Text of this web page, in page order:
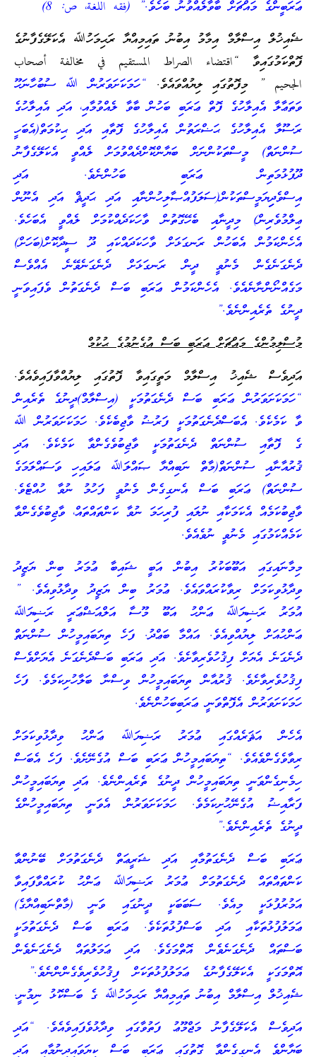
ޢަރަބީންގެ މައްޗަށް ބާވާލެއްވުނު ބަހެވެ.” (فقه اللغة، ص: 8)
ޝެއިޚުލް އިސްލާމް އިމާމު އިބުނު ތައިމިއްޔާ ރަޙިމަހުﷲ އެކަލޭގެފާނުގެ
ފޮތްކަމުގައިވާ “اقتضاء الصراط المستقيم في مخالفة أصحاب
الجحيم ” މިފޮތުގައި ލިޔުއްވައެވެ. “ހަމަކަށަވަރުން ﷲ ސުބުހާނަހޫ
ވަތަޢާލާ އެއިލާހުގެ ފޮތް ޢަރަބި ބަހުން ބާވާ ލެއްވުމާއި، އަދި އެއިލާހުގެ
ރަސޫލާ އެއިލާހުގެ ޙަޟްރަތުން އެއިލާހުގެ ފޮތާއި އަދި ޙިކުމަތް(އެބަހީ
ސުންނަތް) މީސްތަކުންނަށް ބަޔާންކޮށްދެއްވުމަށް ލެއްވީ އެކަލޭގެފާނު
ދޫފުޅުމަތިން ޢަރަބި ބަހުންނެވެ. އަދި
އިސްވެދިިޔަމީސްތަކުން(ސަލަފުއްޞާލިހުންނާއި އަދި ޙަދީޘް އަދި އެނޫން
ޢިލްމުވެރިން) މިދީނާއި ބެހޭގޮތުން ވާހަކަދެއްކުމަށް ލެއްވީ އެބަހެވެ.
އެހެންކަމުން އެބަހުން ރަނގަޅަށް ވާހަކަދައްކައި ދޫ ސީދާކޮށް(ބަހަށް)
ދެނެގަނެގެން މެނުވީ ދީން ރަނގަޅަށް ދެނެގަނެވޭނެ އެއްވެސް
މަގެއްނޯންނާނެއެވެ. އެހެންކަމުން ޢަރަބި ބަސް ދެނެގަތުން ވެފައިވަނީ
ދީނުގެ ތެރެއިންނެވެ.”
މުސްލިމުންގެ މައްޗަށް ޢަރަބި ބަސް އުގެނުމުގެ ޙުކުމް
އަދިވެސް ޝެއިޚު އިސްލާމް މަތީގައިވާ ފޮތުގައި ލިޔުއްވާފައިވެއެވެ.
“ހަމަކަށަވަރުން ޢަރަބި ބަސް ދެނެގަތުމަކީ (އިސްލާމް)ދީނުގެ ތެރެއިން
ވާ ކަމެކެވެ. އެބަސްދެނެގަތުމަކީ ފަރުޟު ވާޖިބެކެވެ. ހަމަކަށަވަރުން ﷲ
ގެ ފޮތާއި ސުންނަތް ދެނެގަތުމަކީ ވާޖިބުވެގެންވާ ކަމެކެވެ. އަދި
ޤުރުއާނާއި ސުންނަތް(މާތް ނަބިއްޔާ ޞައްލަﷲ ޢަލައިހި ވަސައްލަމަގެ
ސުންނަތް) ޢަރަބި ބަސް އެނގިގެން މެނުވީ ފަހުމު ނުވާ ހުއްޓެވެ.
ވާޖިބުކަމެއް އެކަމަކާއި ނުލައި ފުރިހަމަ ނުވާ ކަންތައްތައް، ވާޖިބުވެގެންވާ
ކަމެއްކަމުގައި މެނުވީ ނުވެއެވެ.
މިމާނައިގައި އަބޫބަކުރު އިބުން އަބީ ޝައިބާ ޢުމަރު ބިން ޔަޒީދު
ވިދާޅުވިކަމަށް ރިވާކުރައްވައެވެ. ޢުމަރު ބިން ޔަޒީދު ވިދާޅުވިއެވެ. ”
އުމަރު ރަޟިޔަﷲ ޢަންހު އަބޫ މޫސާ އަލްއަޝްޢަރީ ރަޟިޔަﷲ
ޢަންހުއަށް ލިޔުއްވިއެވެ. އައްމާ ބަޢްދު. ފަހެ ތިޔަބައިމީހުން ސުންނަތް
ދެނެގަނެ އެޔަށް ފިޤުހުވެރިވާށެވެ. އަދި ޢަރަބި ބަސްދެނެގަނެ އެޔަށްވެސް
ފިޤުހުވެރިވާށެވެ. ޤުރުއާން ތިޔަބައިމީހުން ވިސްނާ ބަލާހުށިކަމެވެ. ފަހެ
ހަމަކަށަވަރުން އެފޮތްވަނީ ޢަރަބިބަހުންނެވެ.
އެހެން އަޘަރެއްގައި ޢުމަރު ރަޟިޔަﷲ ޢަންހު ވިދާޅުވިކަމަށް
ރިވާވެގެންވެއެވެ. “ތިޔަބައިމީހުން ޢަރަބި ބަސް އުގެނޭށެވެ. ފަހެ އެބަސް
ހިމެނިގެންވަނީ ތިޔަބައިމީހުން ދީނުގެ ތެރެއިންނެވެ. އަދި ތިޔަބައިމީހުން
ފަރާއިޟު އުގެނޭހުށިކަމެވެ. ހަމަކަށަވަރުން އެވަނީ ތިޔަބައިމީހުންގެ
ދީނުގެ ތެރެއިންނެވެ.”
ޢަރަބި ބަސް ދެނެގަތުމާއި އަދި ޝަރީޢަތް ދެނެގަތުމަށް ބޭނުންވާ
ކަންތައްތައް ދެނެގަތުމަށް ޢުމަރު ރަޟިޔަﷲ ޢަންހު ކުރައްވާފައިވާ
އަމުރުފުޅަކީ މިއެވެ. ސަބަބަކީ ދީނުގައި ވަނީ (މާތްނަބިއްޔާގެ)
ޢަމަލުފުޅުތަކާއި އަދި ބަސްފުޅުތަކެވެ. ޢަރަބި ބަސް ދެނެގަތުމަކީ
ބަސްތައް ދެނެގަނެވެން އޮތްމަގެވެ. އަދި ޢަމަލުތައް ދެނެގަނެވެން
އޮތްމަގަކީ އެކަލޭގެފާނުގެ ޢަމަލުފުޅުތަކަށް ފިޤުހުވެރިވެގެންންނެވެ.”
ޝެއިޚުލް އިސްލާމް އިބުނު ތައިމިއްޔާ ރަޙިމަހުﷲ ގެ ބަސްކޮޅު ނިމުނީ.
އަދިވެސް އެކަލޭގެފާނު މަޖްމޫޢު ފަތުވާގައި ވިދާޅުވެފައިވެއެވެ. “އަދި
ބަޔާންވެ އެނގިގެންވާ ގޮތުގައި ޢަރަބި ބަސް ކިޔަވައިދިނުމާއި އަދި